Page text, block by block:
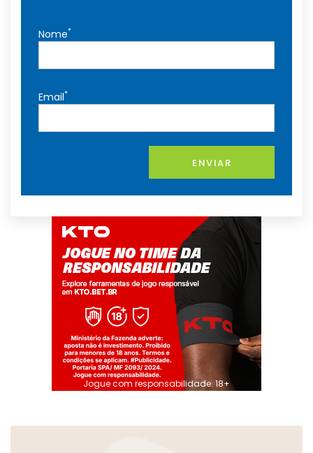
Nome*
Email*
ENVIAR
Jogue com responsabilidade. 18+